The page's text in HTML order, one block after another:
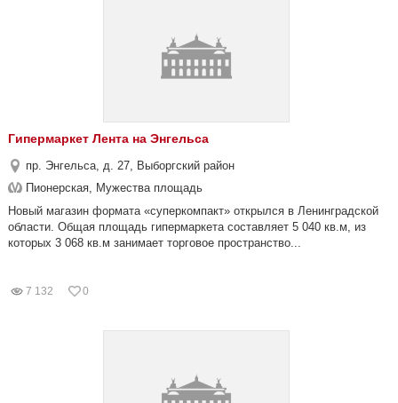
Гипермаркет Лента на Энгельса
пр. Энгельса, д. 27, Выборгский район
Пионерская, Мужества площадь
Новый магазин формата «суперкомпакт» открылся в Ленинградской
области. Общая площадь гипермаркета составляет 5 040 кв.м, из
которых 3 068 кв.м занимает торговое пространство...
7 132 0